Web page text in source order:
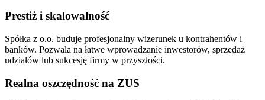
Prestiż i skalowalność
Spółka z o.o. buduje profesjonalny wizerunek u kontrahentów i
banków. Pozwala na łatwe wprowadzanie inwestorów, sprzedaż
udziałów lub sukcesję firmy w przyszłości.
Realna oszczędność na ZUS